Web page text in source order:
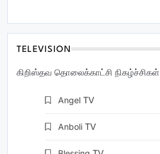
TELEVISION
கிறிஸ்தவ தொலைக்காட்சி நிகழ்ச்சிகள்
Angel TV
Anboli TV